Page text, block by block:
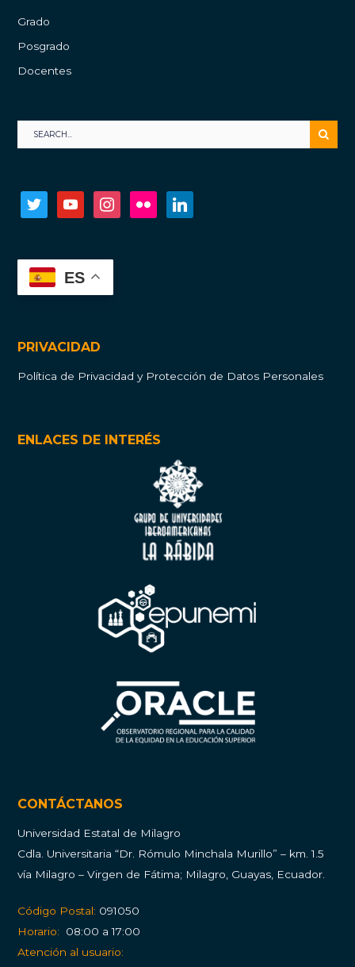
Grado
Posgrado
Docentes
twitter youtube instagramflickr
ES
PRIVACIDAD
Política de Privacidad y Protección de Datos Personales
ENLACES DE INTERÉS
CONTÁCTANOS
Universidad Estatal de Milagro
Cdla. Universitaria “Dr. Rómulo Minchala Murillo” – km. 1.5
vía Milagro – Virgen de Fátima; Milagro, Guayas, Ecuador.
Código Postal: 091050
Horario:
08:00 a 17:00
Atención al usuario: